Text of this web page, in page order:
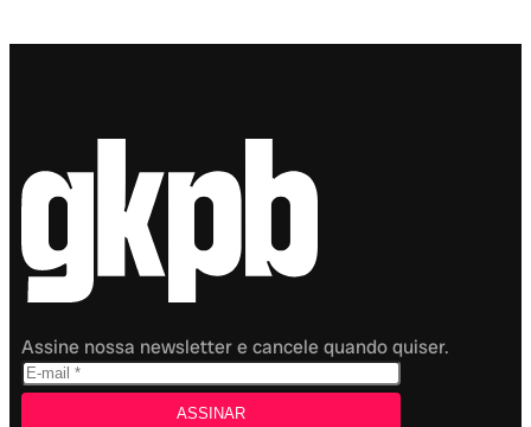
Assine nossa newsletter e cancele quando quiser.